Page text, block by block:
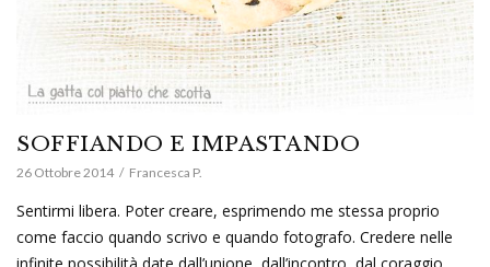
SOFFIANDO E IMPASTANDO
26 Ottobre 2014 Francesca P.
Sentirmi libera. Poter creare, esprimendo me stessa proprio
come faccio quando scrivo e quando fotografo. Credere nelle